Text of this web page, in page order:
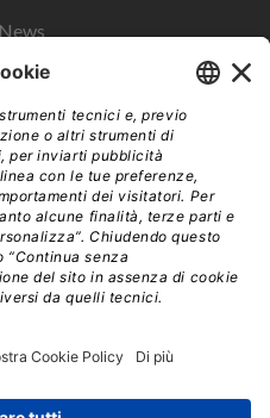
gruppo
LSWR
Group
Direzione, amministrazione,